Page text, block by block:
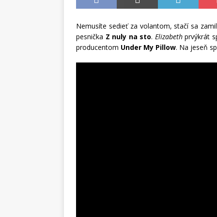
Nemusíte sedieť za volantom, stačí sa
pesnička Z nuly na sto. Elizabethprvýkrát
producentom Under My Pillow. Na jeseň